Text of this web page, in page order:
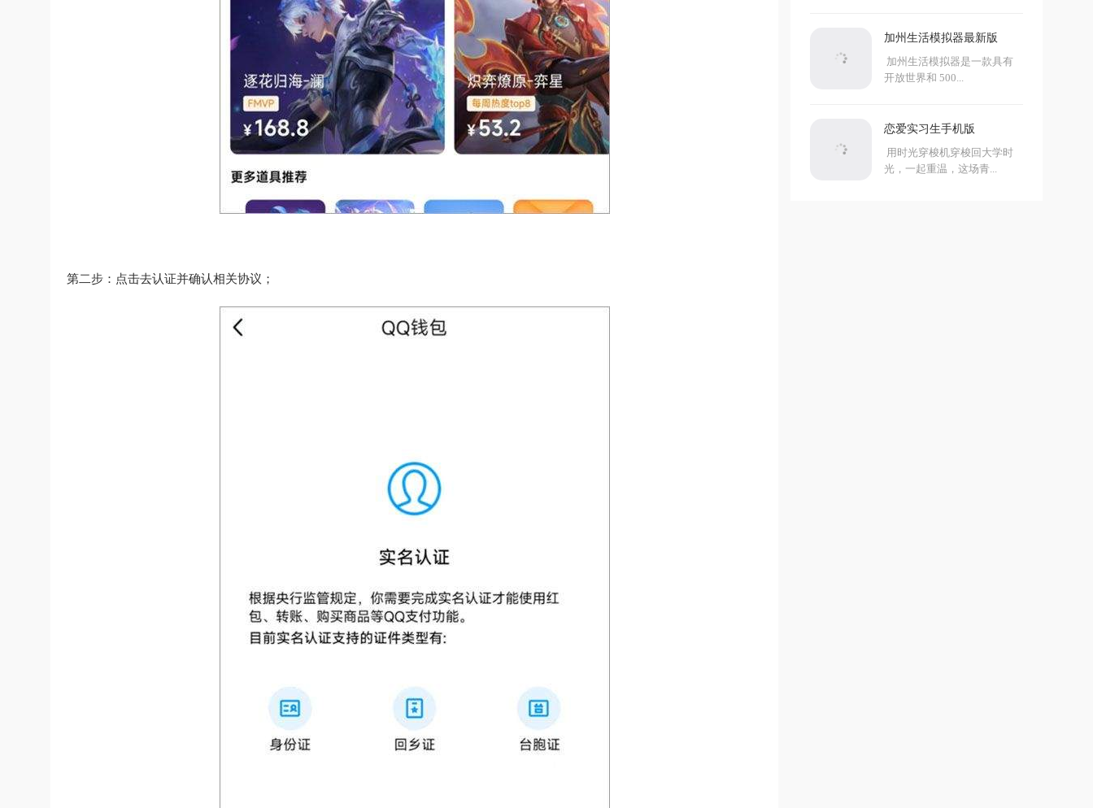
第二步：点击去认证并确认相关协议；
加州生活模拟器最新版
加州生活模拟器是一款具有
开放世界和 500...
恋爱实习生手机版
用时光穿梭机穿梭回大学时
光，一起重温，这场青...